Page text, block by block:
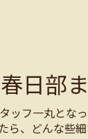
日部
フ一丸とな
、どんな些細